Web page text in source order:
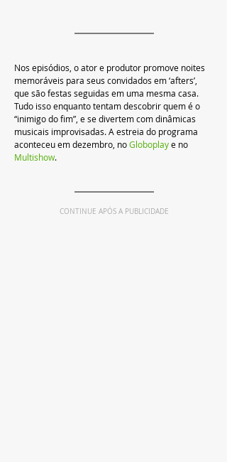
Nos episódios, o ator e produtor promove noites
memoráveis para seus convidados em ‘afters’,
que são festas seguidas em uma mesma casa.
Tudo isso enquanto tentam descobrir quem é o
“inimigo do fim”, e se divertem com dinâmicas
musicais improvisadas. A estreia do programa
aconteceu em dezembro, no Globoplay e no
Multishow.
CONTINUE APÓS A PUBLICIDADE